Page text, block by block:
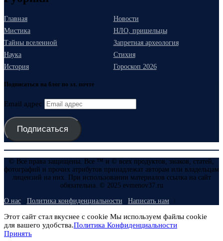
Главная
Новости
Мистика
НЛО, пришельцы
Тайны вселенной
Запретная археология
Наука
Стихия
История
Гороскоп 2026
Подписаться на блог по эл. почте
Email адрес
Подписаться
© Все права защищены. Все ™ и © всех продуктов, знаков, статей,
фотографий и прочих атрибутов принадлежат авторам или владельцам
лицензий на них. При использовании материалов ссылка на сайт
обязательна. © 2025 evmenov37.ru
О нас Политика конфиденциальности Написать нам
Этот сайт стал вкуснее с cookie Мы используем файлы cookie
для вашего удобства.Политика Конфиденциальности
Принять